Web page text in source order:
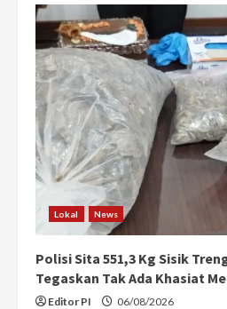
e
R
e
a
d
i
n
g
Lokal News
Polisi Sita 551,3 Kg Sisik
Tegaskan Tak Ada Khasiat
Editor PI 06/08/2026